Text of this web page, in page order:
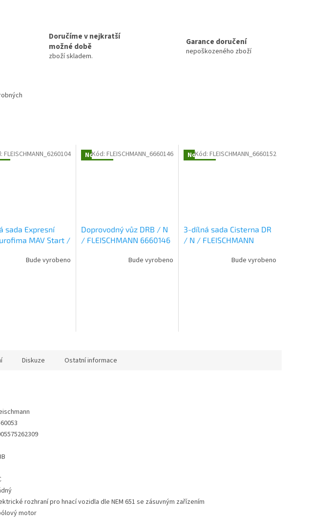
Doručíme v nejkratší
možné době
zboží skladem.
Garance doručení
nepoškozeného zboží
sada Expresní
MAV Start /
Bude vyrobeno
FLEISCHMANN_6260104 Novinka
Doprovodný vůz DRB / N
/ FLEISCHMANN 6660146
Bude vyrobeno
Kód:FLEISCHMANN_6660146 Novinka
3-dílná sada Cisterna DR
/ N / FLEISCHMANN
Bude vyrobeno
Kód: FLEISCHMANN_6660152
Diskuze Ostatní informace
rozhraní pro hnací vozidla dle NEM 651 se zásuvným zařízením
motor